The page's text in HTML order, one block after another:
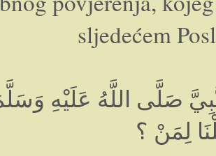
sljedećem
صَلَّى اللَّهُ عَلَيْهِ
لِمَنْ ؟